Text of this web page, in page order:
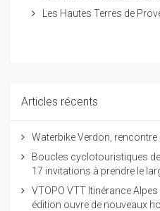
Les Hautes Terres de
Articles récents
Waterbike Verdon,
Boucles cyclotouristiques
17 invitations à prendre le
VTOPO VTT Itinérance
édition ouvre de nouveaux